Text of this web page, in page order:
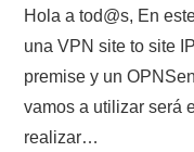
Hola a tod@s, En
una VPN site to site
premise y un
vamos a utilizar será
realizar…